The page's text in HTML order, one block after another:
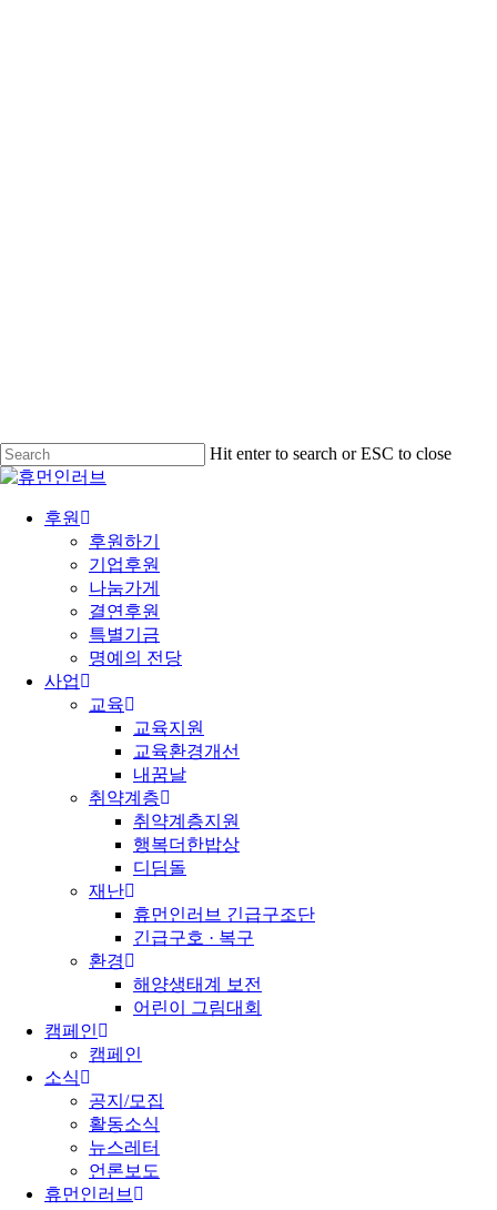
Hit enter to search or ESC to close
Close
후원
후원하기
기업후원
나눔가게
결연후원
특별기금
명예의 전당
사업
교육
교육지원
교육환경개선
내꿈날
취약계층
취약계층지원
행복더한밥상
디딤돌
재난
휴먼인러브 긴급구조단
긴급구호 · 복구
환경
해양생태계 보전
어린이 그림대회
캠페인
캠페인
소식
공지/모집
활동소식
뉴스레터
언론보도
휴먼인러브